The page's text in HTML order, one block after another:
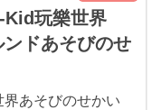
玩樂世界
ドあそびのせ
界あそびのせかい